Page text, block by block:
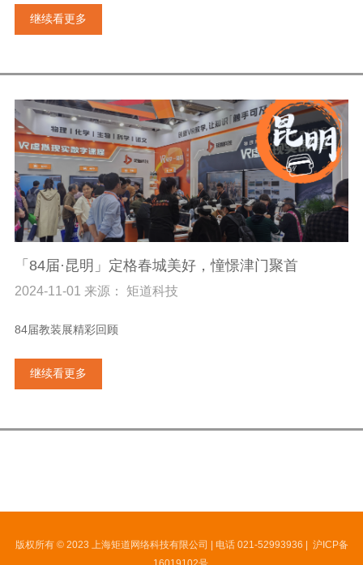
继续看更多
「84届·昆明」定格春城美好，憧憬津门聚首
2024-11-01 来源： 矩道科技
84届教装展精彩回顾
继续看更多
版权所有 © 2023 上海矩道网络科技有限公司 | 电话 021-52993936 |
沪ICP备